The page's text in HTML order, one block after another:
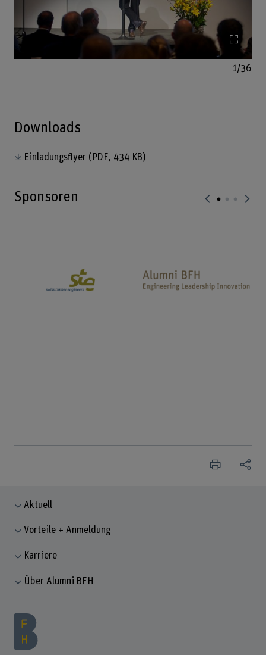
Bild
1/36
Downloads
Einladungsflyer (PDF, 434 KB)
Sponsoren
Aktuell
Vorteile + Anmeldung
Karriere
Über Alumni BFH